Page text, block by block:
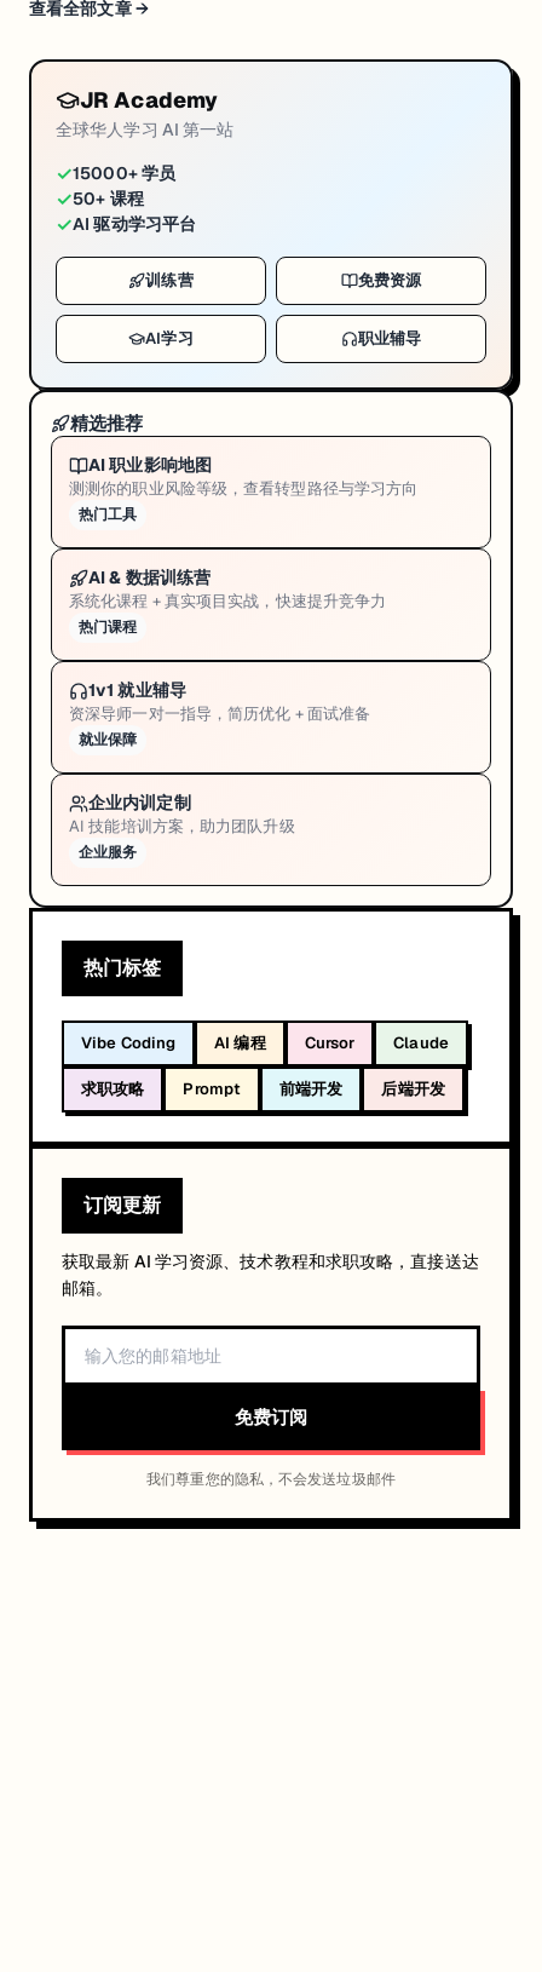
查看全部文章 →
JR Academy
全球华人学习 AI 第一站
✓15000+ 学员
✓50+ 课程
✓AI 驱动学习平台
训练营 免费资源
AI学习 职业辅导
精选推荐
AI 职业影响地图
测测你的职业风险等级，查看转型路径与学习方向
热门工具
AI & 数据训练营
系统化课程 + 真实项目实战，快速提升竞争力
热门课程
1v1 就业辅导
资深导师一对一指导，简历优化 + 面试准备
就业保障
企业内训定制
AI 技能培训方案，助力团队升级
企业服务
热门标签
Vibe Coding AI 编程 Cursor Claude
求职攻略 Prompt 前端开发 后端开发
订阅更新
获取最新 AI 学习资源、技术教程和求职攻略，直接送达
邮箱。
免费订阅
我们尊重您的隐私，不会发送垃圾邮件